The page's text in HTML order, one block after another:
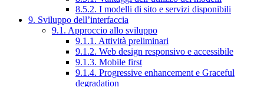
8.5.2. I modelli di sito e servizi disponibili
9. Sviluppo dell’interfaccia
9.1. Approccio allo sviluppo
9.1.1. Attività preliminari
9.1.2. Web design responsivo e accessibile
9.1.3. Mobile first
9.1.4. Progressive enhancement e Graceful
degradation